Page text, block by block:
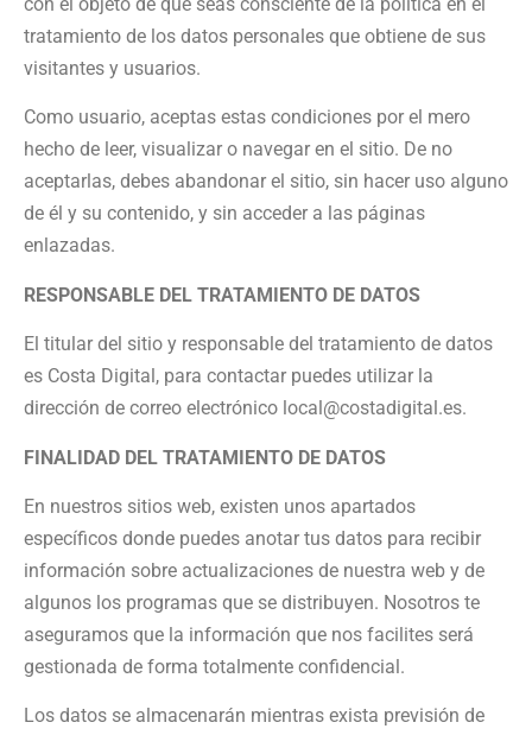
tratamiento de los datos personales que obtiene de sus
visitantes y usuarios.
Como usuario, aceptas estas condiciones por el mero
hecho de leer, visualizar o navegar en el sitio. De no
aceptarlas, debes abandonar el sitio, sin hacer uso alguno
de él y su contenido, y sin acceder a las páginas
enlazadas.
RESPONSABLE DEL TRATAMIENTO DE DATOS
El titular del sitio y responsable del tratamiento de datos
es Costa Digital, para contactar puedes utilizar la
dirección de correo electrónico local@costadigital.es.
FINALIDAD DEL TRATAMIENTO DE DATOS
En nuestros sitios web, existen unos apartados
específicos donde puedes anotar tus datos para recibir
información sobre actualizaciones de nuestra web y de
algunos los programas que se distribuyen. Nosotros te
aseguramos que la información que nos facilites será
gestionada de forma totalmente confidencial.
Los datos se almacenarán mientras exista previsión de